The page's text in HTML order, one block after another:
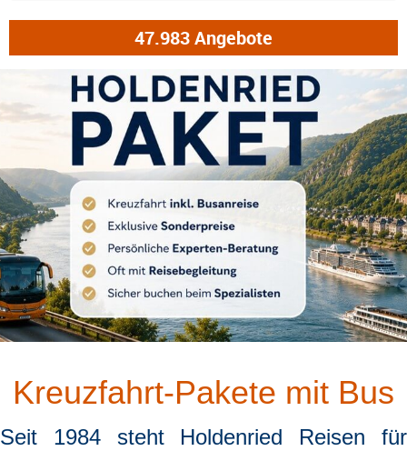
Kreuzfahrt-Pakete mit Bus
Seit 1984 steht Holdenried Reisen für